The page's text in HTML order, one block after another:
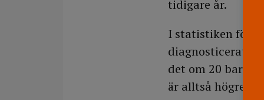
tidigare år.
I statistiken för
diagnosticerats
det om 20 barn
är alltså högre